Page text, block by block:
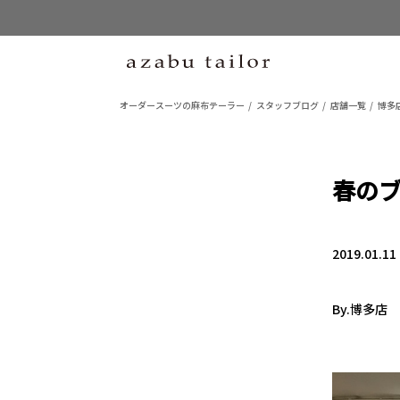
オーダースーツの麻布テーラー スタッフブログ 店舗一覧 博多
春の
2019.01.11
By.博多店